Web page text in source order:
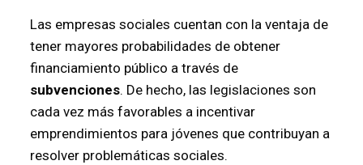
Las empresas sociales cuentan con la ventaja de
tener mayores probabilidades de obtener
financiamiento público a través de
subvenciones. De hecho, las legislaciones son
cada vez más favorables a incentivar
emprendimientos para jóvenes que contribuyan a
resolver problemáticas sociales.